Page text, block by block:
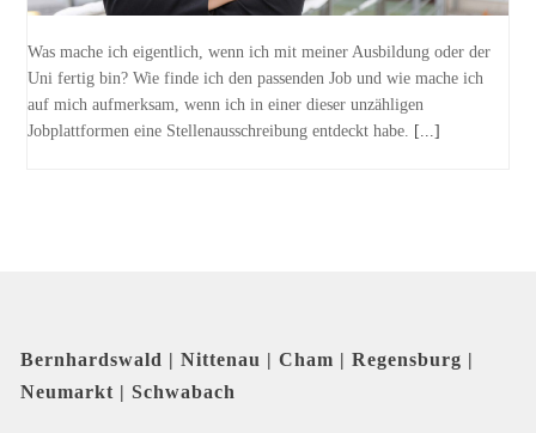
Was mache ich eigentlich, wenn ich mit meiner Ausbildung oder der
Uni fertig bin? Wie finde ich den passenden Job und wie mache ich
auf mich aufmerksam, wenn ich in einer dieser unzähligen
Jobplattformen eine Stellenausschreibung entdeckt habe. [...]
Bernhardswald | Nittenau | Cham | Regensburg |
Neumarkt | Schwabach